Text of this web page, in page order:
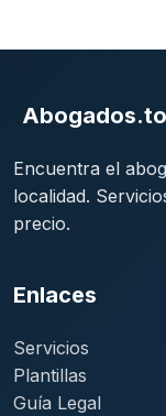
Encuentra el
localidad.
precio.
Enlaces
Servicios
Plantillas
Guía Legal